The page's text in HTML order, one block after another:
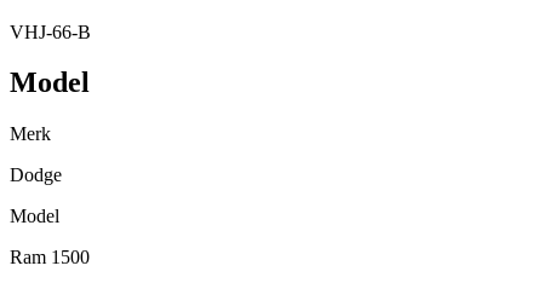
VHJ-66-B
Model
Merk
Dodge
Model
Ram 1500